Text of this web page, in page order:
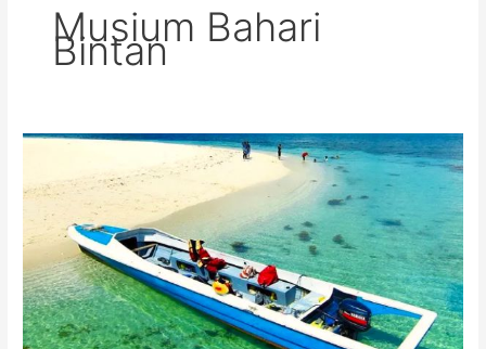
Musium Bahari
Bintan
Wisata
Kijang,
Bintan:
Keindahan
Pulau,
Museum,
dan
Sejarah